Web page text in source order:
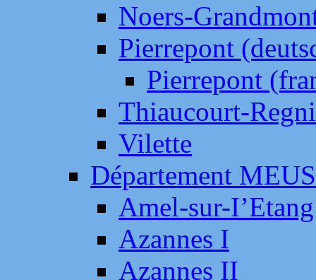
Noers-
Pierrepont
Pierrepont
Thiaucourt-
Vilette
Département
Amel-sur-
Azannes I
Azannes II